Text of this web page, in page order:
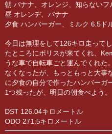
朝 バナナ、オレンジ、知らないフ
昼 オレンヂ、バナナ
夕食 ハンバーガー、ミルク 6.5ド
今日は無理をして126キロ走って
たところにポリスが来てくれ、
うな車で自転車ごと運んでくれた
なくなったが、もっともっと大事
に夕食の自分で作ったハンバーガ
1つ残ったが、明日の朝食べよう。
DST 126.04キロメートル
ODO 271.5キロメートル